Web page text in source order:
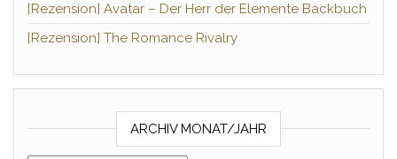
[Rezension] Avatar – Der Herr der Elemente Backbuch
[Rezension] The Romance Rivalry
ARCHIV MONAT/JAHR